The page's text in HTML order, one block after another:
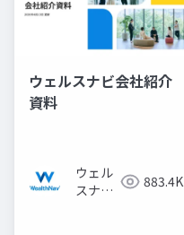
ウェルスナビ会社紹介
資料
ウェル
スナビ
883.4K